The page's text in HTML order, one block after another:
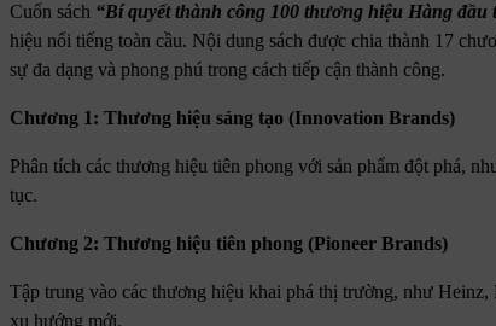
Cuốn sách “Bí quyết thành công 100 thương hiệu Hàng đầu
hiệu nổi tiếng toàn cầu. Nội dung sách được chia thành 17
sự đa dạng và phong phú trong cách tiếp cận thành công.
Chương 1: Thương hiệu sáng tạo (Innovation Brands)
Phân tích các thương hiệu tiên phong với sản phẩm đột phá,
tục.
Chương 2: Thương hiệu tiên phong (Pioneer Brands)
Tập trung vào các thương hiệu khai phá thị trường, như
xu hướng mới.